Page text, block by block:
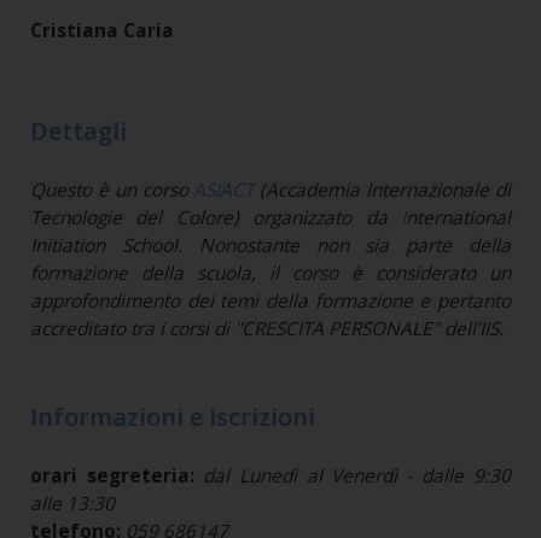
Cristiana Caria
Dettagli
Questo è un corsoASIACT(Accademia Internazionale di
Tecnologie del Colore) organizzato da International
Initiation School. Nonostante non sia parte della
formazione della scuola, il corso è considerato un
approfondimento dei temi della formazione e pertanto
accreditato tra i corsi di "CRESCITA PERSONALE" dell’IIS.
Informazioni e Iscrizioni
orari segreteria: dal Lunedì al Venerdì - dalle 9:30
alle 13:30
telefono: 059 686147